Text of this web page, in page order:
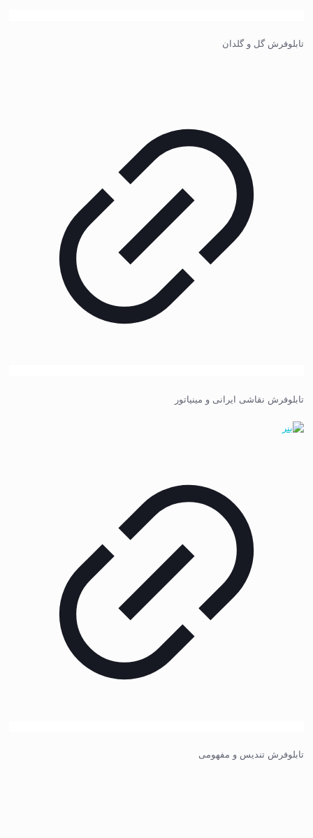
تابلوفرش گل و گلدان
تابلوفرش نقاشی ایرانی و مینیاتور
تابلوفرش تندیس و مفهومی